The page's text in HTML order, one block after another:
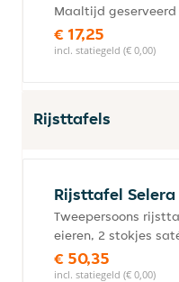
Maaltijd
€ 17,25
incl. statiegeld (€ 0,00)
Rijsttafels
Rijsttafel
Tweepersoons
eieren, 2 stokjes
€ 50,35
incl. statiegeld (€ 0,00)